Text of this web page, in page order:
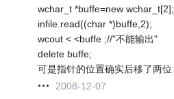
wchar_t *buffe=new wchar_t[2];
infile.read((char *)buffe,2);
wcout < <buffe ;//"不能输出"
delete buffe;
可是指针的位置确实后移了两位
2008-12-07